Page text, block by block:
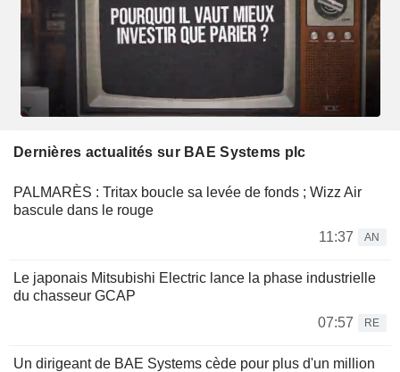
Dernières actualités sur BAE Systems plc
PALMARÈS : Tritax boucle sa levée de fonds ; Wizz Air
bascule dans le rouge
11:37
AN
Le japonais Mitsubishi Electric lance la phase industrielle
du chasseur GCAP
07:57
RE
Un dirigeant de BAE Systems cède pour plus d'un million